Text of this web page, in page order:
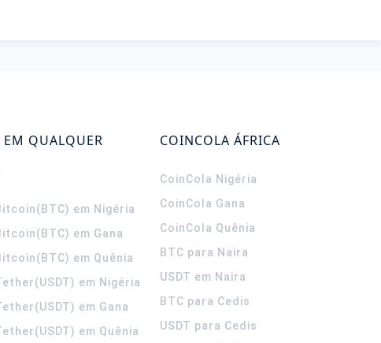
EM QUALQUER
em Nigéria
em Gana
em Quênia
em Nigéria
em Gana
em Quênia
COINCOLA ÁFRICA
CoinCola Nigéria
CoinCola Gana
CoinCola Quênia
BTC para Naira
USDT em Naira
BTC para Cedis
USDT para Cedis